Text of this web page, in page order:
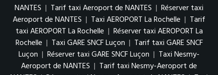
NANTES | Tarif taxi Aeroport de NANTES | Réserver taxi
Aeroport de NANTES | Taxi AEROPORT La Rochelle | Tarif
taxi AEROPORT La Rochelle | Réserver taxi AEROPORT La
Rochelle | Taxi GARE SNCF Luçon | Tarif taxi GARE SNCF
Luçon | Réserver taxi GARE SNCF Luçon | Taxi Nesmy-
Aeroport de NANTES | Tarif taxi Nesmy-Aeroport de